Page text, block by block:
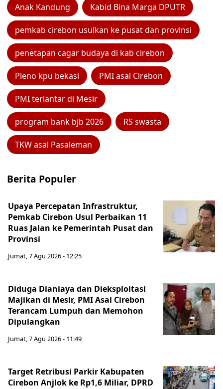
Anak Kandung Kabid Bina Marga DPUTR
pemkab cirebon usulkan ke pusat dan provinsi
penetapan cagar budaya di kab cirebon
Pleno kpu bekasi PMI asal Cirebon
PMI terlantar di Mesir
program bank bjb 2026 RS swasta
TKW asal Pasaleman
Berita Populer
Upaya Percepatan Infrastruktur,
Pemkab Cirebon Usul Perbaikan 11
Ruas Jalan ke Pemerintah Pusat dan
Provinsi
Jumat, 7 Agu 2026 - 12:25
Diduga Dianiaya dan Dieksploitasi
Majikan di Mesir, PMI Asal Cirebon
Terancam Lumpuh dan Memohon
Dipulangkan
Jumat, 7 Agu 2026 - 11:49
Target Retribusi Parkir Kabupaten
Cirebon Anjlok ke Rp1,6 Miliar, DPRD